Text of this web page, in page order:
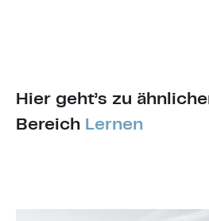
Hier geht’s zu
Bereich Lernen